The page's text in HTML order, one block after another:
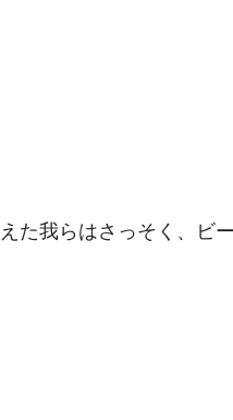
た我らはさっそく、ビ